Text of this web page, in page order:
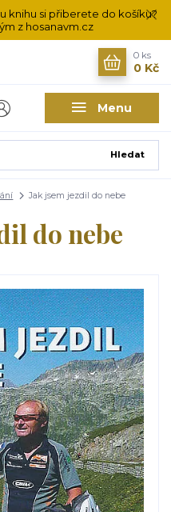
knihu si přiberete do košíku?
z hosanavm.cz
Menu
Hledat
0 ks
0 Kč
Jak jsem jezdil do nebe
do nebe